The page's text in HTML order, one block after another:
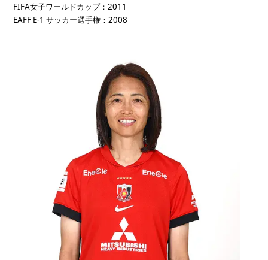
FIFA女子ワールドカップ：2011
EAFF E-1 サッカー選手権：2008